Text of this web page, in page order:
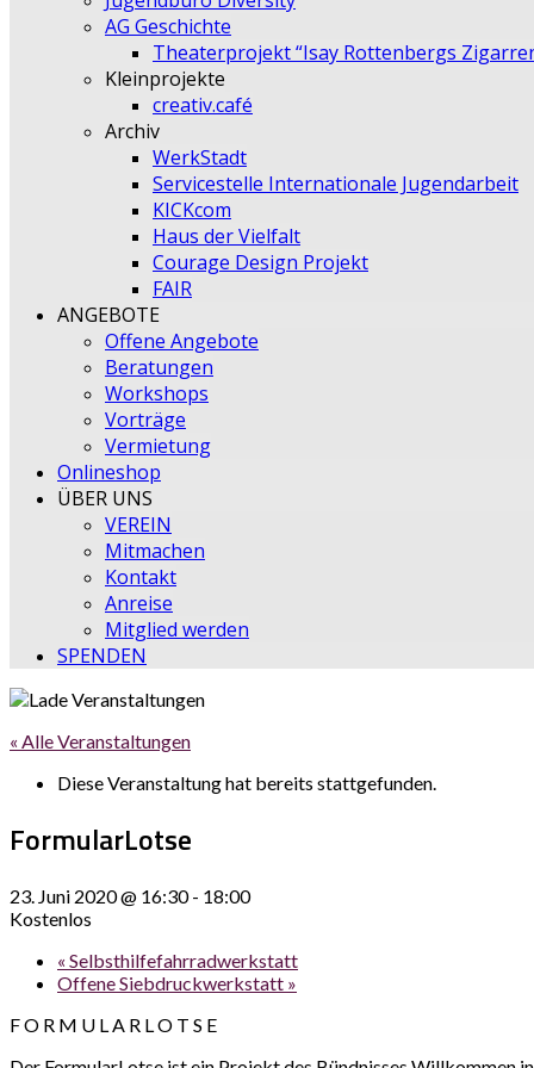
AG Geschichte
Theaterprojekt “Isay Rottenbergs
Kleinprojekte
creativ.café
Archiv
WerkStadt
Servicestelle Internationale Jugendarbeit
KICKcom
Haus der Vielfalt
Courage Design Projekt
FAIR
ANGEBOTE
Offene Angebote
Beratungen
Workshops
Vorträge
Vermietung
Onlineshop
ÜBER UNS
VEREIN
Mitmachen
Kontakt
Anreise
Mitglied werden
SPENDEN
« Alle Veranstaltungen
Diese Veranstaltung hat bereits stattgefunden.
FormularLotse
23. Juni 2020 @ 16:30- 18:00
Kostenlos
« Selbsthilfefahrradwerkstatt
Offene Siebdruckwerkstatt »
F O R M U L A R L O T S E